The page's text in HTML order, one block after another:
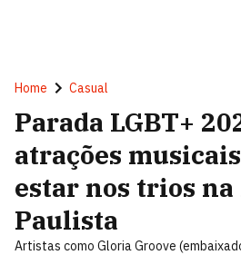
Home Casual
Parada LGBT+
atrações
estar nos trios
Paulista
Artistas como Gloria Groove